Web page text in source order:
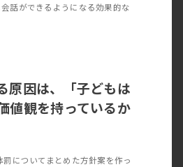
話ができるようになる効果的な
原因は、「子どもは
値観を持っているか
についてまとめた方針案を作っ